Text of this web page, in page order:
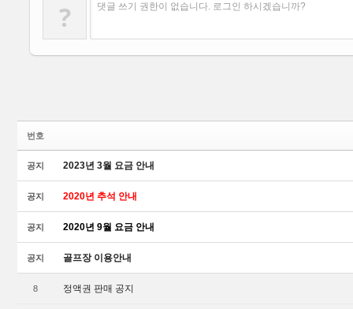
? 댓글 쓰기 권한이 없습니다. 로그인 하시겠습니까?
번호
공지 2023년 3월 요금 안내
공지 2020년 추석 안내
공지 2020년 9월 요금 안내
공지 골프장 이용안내
8 정액권 판매 공지